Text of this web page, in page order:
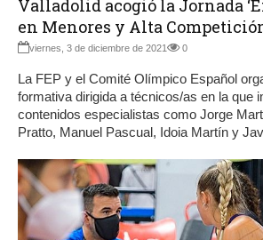
Valladolid acogió la Jornada
en Menores y Alta
viernes, 3 de diciembre de 2021 0
La FEP y el Comité Olímpico Español
formativa dirigida a técnicos/as en la que
contenidos especialistas como Jorge
Pratto, Manuel Pascual, Idoia Martín y